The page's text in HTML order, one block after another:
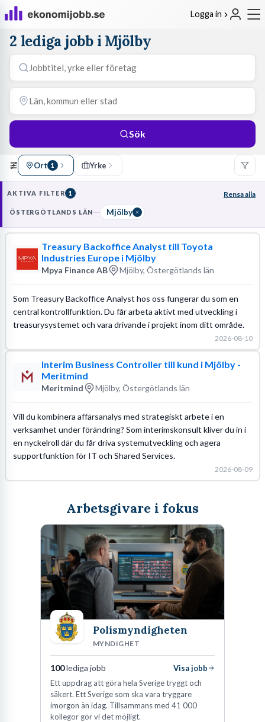
Logga in
2 lediga jobb i Mjölby
Sök
Ort 1 Yrke
AKTIVA FILTER 1 Rensa alla
ÖSTERGÖTLANDS LÄN Mjölby
Treasury Backoffice Analyst till Toyota
Industries Europe i Mjölby
Mpya Finance AB Mjölby, Östergötlands län
Som Treasury Backoffice Analyst hos oss fungerar du som en
central kontrollfunktion. Du får arbeta aktivt med utveckling i
treasurysystemet och vara drivande i projekt inom ditt område.
2026-08-10
Interim Business Controller till kund i Mjölby -
Meritmind
Meritmind Mjölby, Östergötlands län
Vill du kombinera affärsanalys med strategiskt arbete i en
verksamhet under förändring? Som interimskonsult kliver du in i
en nyckelroll där du får driva systemutveckling och agera
supportfunktion för IT och Shared Services.
2026-08-09
Arbetsgivare i fokus
Polismyndigheten
MYNDIGHET
100lediga jobb
Visa jobb
Ett uppdrag att göra hela Sverige tryggt och
säkert. Ett Sverige som ska vara tryggare
imorgon än idag. Tillsammans med 41 000
kollegor gör vi det möjligt.